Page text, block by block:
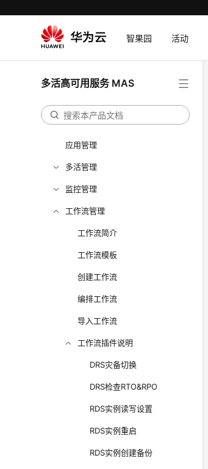
智果园 活动
多活高可用服务 MAS
快速入门
开始使用多活高可用服务
命名空间
应用管理
多活管理
监控管理
工作流管理
工作流简介
工作流模板
创建工作流
编排工作流
导入工作流
工作流插件说明
DRS灾备切换
DRS检查RTO&RPO
RDS实例读写设置
RDS实例重启
RDS实例创建备份